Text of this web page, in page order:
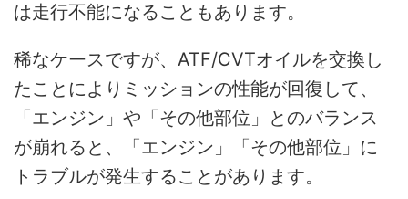
は走行不能になることもあります。
稀なケースですが、ATF/CVTオイルを交換し
たことによりミッションの性能が回復して、
「エンジン」や「その他部位」とのバランス
が崩れると、「エンジン」「その他部位」に
トラブルが発生することがあります。